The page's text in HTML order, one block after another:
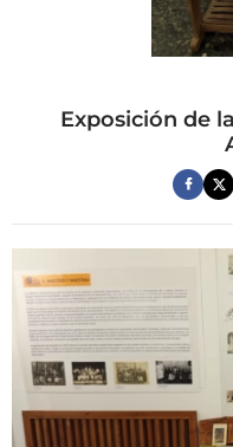
Exposición de